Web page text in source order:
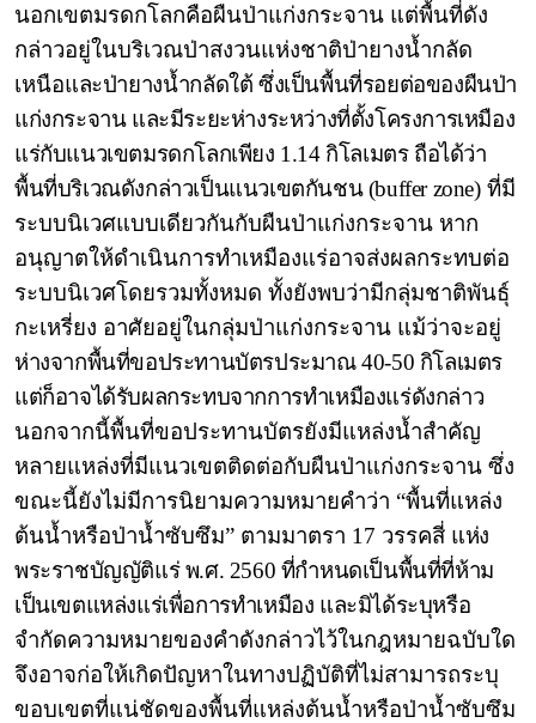
นอกเขตมรดกโลกคือผืนป่าแก่งกระจาน แต่พื้นที่ดัง
กล่าวอยู่ในบริเวณป่าสงวนแห่งชาติป่ายางน้ำกลัด
เหนือและป่ายางน้ำกลัดใต้ ซึ่งเป็นพื้นที่รอยต่อของผืนป่า
แก่งกระจาน และมีระยะห่างระหว่างที่ตั้งโครงการเหมือง
แร่กับแนวเขตมรดกโลกเพียง 1.14 กิโลเมตร ถือได้ว่า
พื้นที่บริเวณดังกล่าวเป็นแนวเขตกันชน (buffer zone) ที่มี
ระบบนิเวศแบบเดียวกันกับผืนป่าแก่งกระจาน หาก
อนุญาตให้ดำเนินการทำเหมืองแร่อาจส่งผลกระทบต่อ
ระบบนิเวศโดยรวมทั้งหมด ทั้งยังพบว่ามีกลุ่มชาติพันธุ์
กะเหรี่ยง อาศัยอยู่ในกลุ่มป่าแก่งกระจาน แม้ว่าจะอยู่
ห่างจากพื้นที่ขอประทานบัตรประมาณ 40-50 กิโลเมตร
แต่ก็อาจได้รับผลกระทบจากการทำเหมืองแร่ดังกล่าว
นอกจากนี้พื้นที่ขอประทานบัตรยังมีแหล่งน้ำสำคัญ
หลายแหล่งที่มีแนวเขตติดต่อกับผืนป่าแก่งกระจาน ซึ่ง
ขณะนี้ยังไม่มีการนิยามความหมายคำว่า “พื้นที่แหล่ง
ต้นน้ำหรือป่าน้ำซับซึม” ตามมาตรา 17 วรรคสี่ แห่ง
พระราชบัญญัติแร่ พ.ศ. 2560 ที่กำหนดเป็นพื้นที่ที่ห้าม
เป็นเขตแหล่งแร่เพื่อการทำเหมือง และมิได้ระบุหรือ
จำกัดความหมายของคำดังกล่าวไว้ในกฎหมายฉบับใด
จึงอาจก่อให้เกิดปัญหาในทางปฏิบัติที่ไม่สามารถระบุ
ขอบเขตที่แน่ชัดของพื้นที่แหล่งต้นน้ำหรือป่าน้ำซับซึม